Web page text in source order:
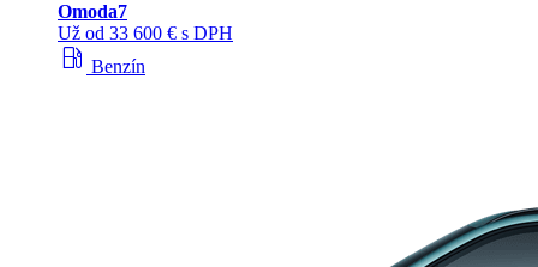
Omoda7
Už od 33 600 € s DPH
local_gas_station Benzín